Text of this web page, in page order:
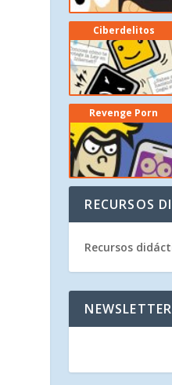
Ciberdelitos
Revenge Porn
RECURSOS
Recursos
NEWSLETTER